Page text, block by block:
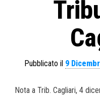
Pubblicato il 9
Nota a Trib. Cagliari, 4